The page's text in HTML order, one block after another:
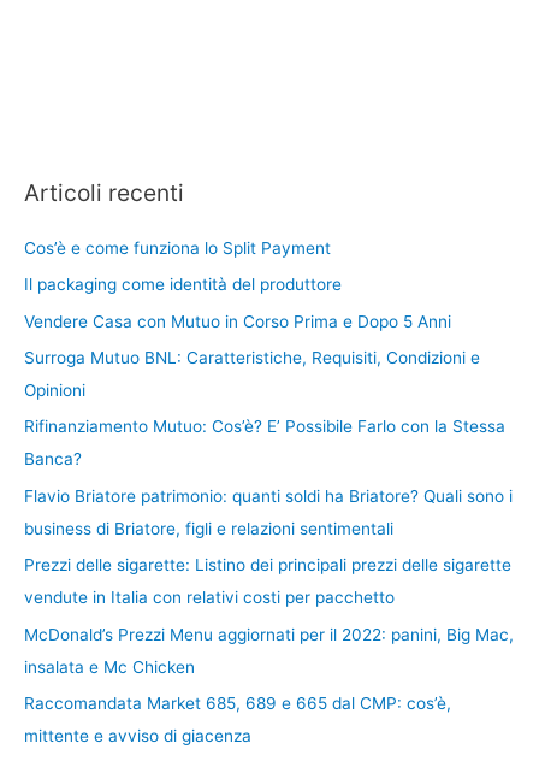
Articoli recenti
Cos’è e come funziona lo Split Payment
Il packaging come identità del produttore
Vendere Casa con Mutuo in Corso Prima e Dopo 5 Anni
Surroga Mutuo BNL: Caratteristiche, Requisiti, Condizioni e
Opinioni
Rifinanziamento Mutuo: Cos’è? E’ Possibile Farlo con la Stessa
Banca?
Flavio Briatore patrimonio: quanti soldi ha Briatore? Quali sono i
business di Briatore, figli e relazioni sentimentali
Prezzi delle sigarette: Listino dei principali prezzi delle sigarette
vendute in Italia con relativi costi per pacchetto
McDonald’s Prezzi Menu aggiornati per il 2022: panini, Big Mac,
insalata e Mc Chicken
Raccomandata Market 685, 689 e 665 dal CMP: cos’è,
mittente e avviso di giacenza